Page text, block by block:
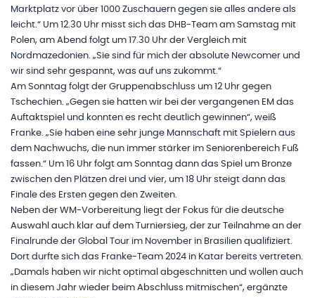
Marktplatz vor über 1000 Zuschauern gegen sie alles andere als
leicht.“ Um 12.30 Uhr misst sich das DHB-Team am Samstag mit
Polen, am Abend folgt um 17.30 Uhr der Vergleich mit
Nordmazedonien. „Sie sind für mich der absolute Newcomer und
wir sind sehr gespannt, was auf uns zukommt.“
Am Sonntag folgt der Gruppenabschluss um 12 Uhr gegen
Tschechien. „Gegen sie hatten wir bei der vergangenen EM das
Auftaktspiel und konnten es recht deutlich gewinnen“, weiß
Franke. „Sie haben eine sehr junge Mannschaft mit Spielern aus
dem Nachwuchs, die nun immer stärker im Seniorenbereich Fuß
fassen.“ Um 16 Uhr folgt am Sonntag dann das Spiel um Bronze
zwischen den Plätzen drei und vier, um 18 Uhr steigt dann das
Finale des Ersten gegen den Zweiten.
Neben der WM-Vorbereitung liegt der Fokus für die deutsche
Auswahl auch klar auf dem Turniersieg, der zur Teilnahme an der
Finalrunde der Global Tour im November in Brasilien qualifiziert.
Dort durfte sich das Franke-Team 2024 in Katar bereits vertreten.
„Damals haben wir nicht optimal abgeschnitten und wollen auch
in diesem Jahr wieder beim Abschluss mitmischen“, ergänzte